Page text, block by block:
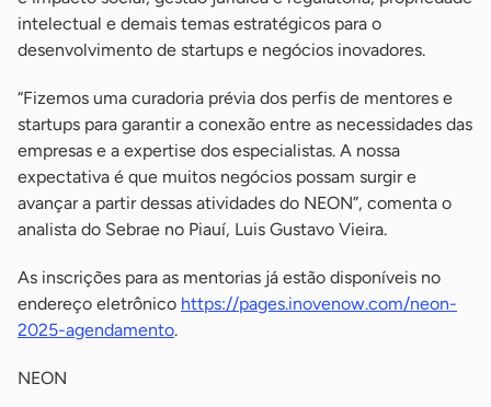
intelectual e demais temas estratégicos para o
desenvolvimento de startups e negócios inovadores.
“Fizemos uma curadoria prévia dos perfis de mentores e
startups para garantir a conexão entre as necessidades das
empresas e a expertise dos especialistas. A nossa
expectativa é que muitos negócios possam surgir e
avançar a partir dessas atividades do NEON”, comenta o
analista do Sebrae no Piauí, Luis Gustavo Vieira.
As inscrições para as mentorias já estão disponíveis no
endereço eletrônico https://pages.inovenow.com/neon-
2025-agendamento.
NEON